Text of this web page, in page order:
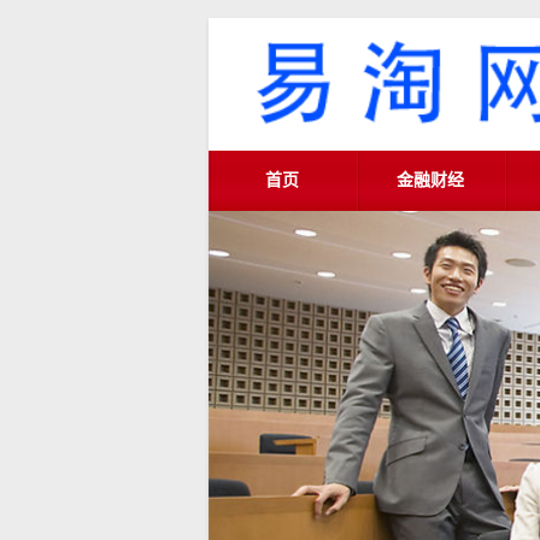
首页 金融财经